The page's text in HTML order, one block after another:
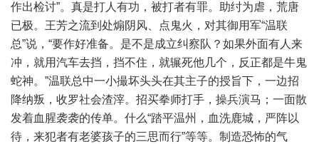
作出检讨”。真是打人有功，被打者有罪。助纣为虐，荒唐
已极。王芳之流到处煽阴风、点鬼火，对其御用军“温联
总”说，“要作好准备。是不是成立纠察队？如果外面有人来
冲，就用汽车去挡，挡不住，就辗死他几个，反正都是牛鬼
蛇神。”温联总中一小撮坏头头在其主子的授旨下，一边招
降纳叛，收罗社会渣滓。招买拳师打手，操兵演马；一面散
发着血腥袭袭的传单。什么“踏平温州，血洗鹿城，严阵以
待，来犯者有老婆孩子的三思而行”等等。制造恐怖的气